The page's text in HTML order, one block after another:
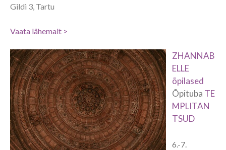
Gildi 3, Tartu
Vaata lähemalt >
ZHANNAB
ELLE
õpilased
Õpituba TE
MPLITAN
TSUD
6.-7.